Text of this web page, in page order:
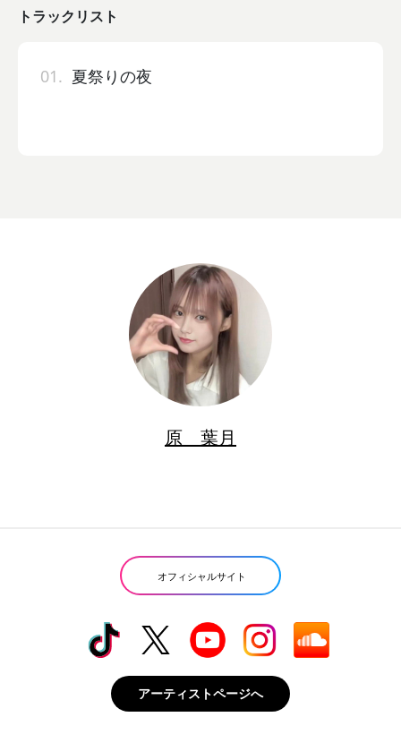
トラックリスト
01. 夏祭りの夜
原 葉月
オフィシャルサイト
アーティストページへ